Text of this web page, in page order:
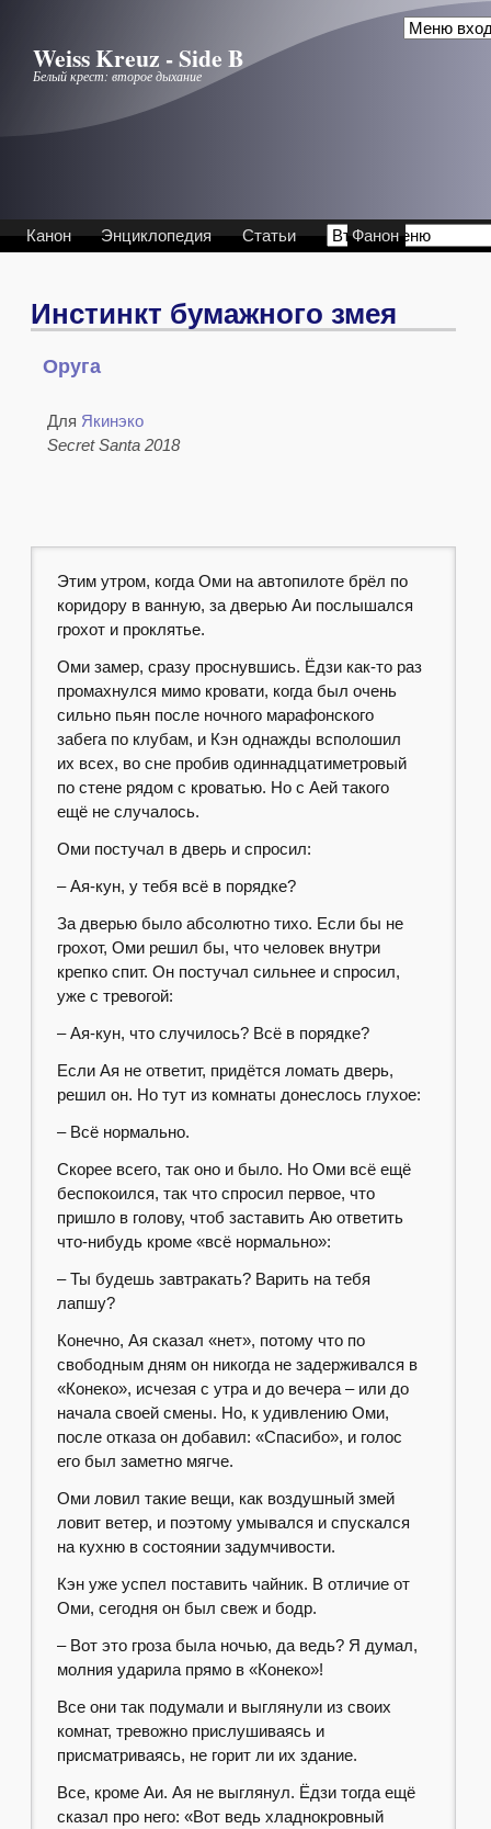
Weiss Kreuz - Side B
Белый крест: второе дыхание
Канон Энциклопедия Статьи Фанон
Инстинкт бумажного змея
Оруга
Для Якинэко
Secret Santa 2018
Этим утром, когда Оми на автопилоте брёл по
коридору в ванную, за дверью Аи послышался
грохот и проклятье.
Оми замер, сразу проснувшись. Ёдзи как-то раз
промахнулся мимо кровати, когда был очень
сильно пьян после ночного марафонского
забега по клубам, и Кэн однажды всполошил
их всех, во сне пробив одиннадцатиметровый
по стене рядом с кроватью. Но с Аей такого
ещё не случалось.
Оми постучал в дверь и спросил:
– Ая-кун, у тебя всё в порядке?
За дверью было абсолютно тихо. Если бы не
грохот, Оми решил бы, что человек внутри
крепко спит. Он постучал сильнее и спросил,
уже с тревогой:
– Ая-кун, что случилось? Всё в порядке?
Если Ая не ответит, придётся ломать дверь,
решил он. Но тут из комнаты донеслось глухое:
– Всё нормально.
Скорее всего, так оно и было. Но Оми всё ещё
беспокоился, так что спросил первое, что
пришло в голову, чтоб заставить Аю ответить
что-нибудь кроме «всё нормально»:
– Ты будешь завтракать? Варить на тебя
лапшу?
Конечно, Ая сказал «нет», потому что по
свободным дням он никогда не задерживался в
«Конеко», исчезая с утра и до вечера – или до
начала своей смены. Но, к удивлению Оми,
после отказа он добавил: «Спасибо», и голос
его был заметно мягче.
Оми ловил такие вещи, как воздушный змей
ловит ветер, и поэтому умывался и спускался
на кухню в состоянии задумчивости.
Кэн уже успел поставить чайник. В отличие от
Оми, сегодня он был свеж и бодр.
– Вот это гроза была ночью, да ведь? Я думал,
молния ударила прямо в «Конеко»!
Все они так подумали и выглянули из своих
комнат, тревожно прислушиваясь и
присматриваясь, не горит ли их здание.
Все, кроме Аи. Ая не выглянул. Ёдзи тогда ещё
сказал про него: «Вот ведь хладнокровный